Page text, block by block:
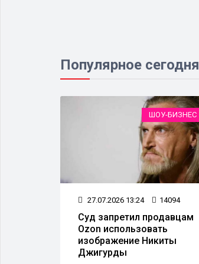
Популярное сегодня
ШОУ-БИЗНЕС
27.07.2026 13:24 14094
Суд запретил продавцам
Ozon использовать
изображение Никиты
Джигурды